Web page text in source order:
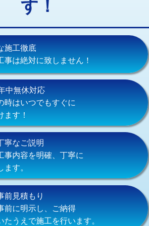
壁付・デッキ
13,200円+材料費
（壁付・デッキ
16,500円+材料費
排水トラップ
））
部品）
栓）
水栓） 16,500円
器・分岐水栓） 16,500円
ル加工)
ド止め) 3,300円
す！
施工徹底
事は絶対に致しません！
中無休対応
時はいつでもすぐに
ます！
寧なご説明
事内容を明確、丁寧に
ます。
前見積もり
前に明示し、ご納得
たうえで施工を行います。